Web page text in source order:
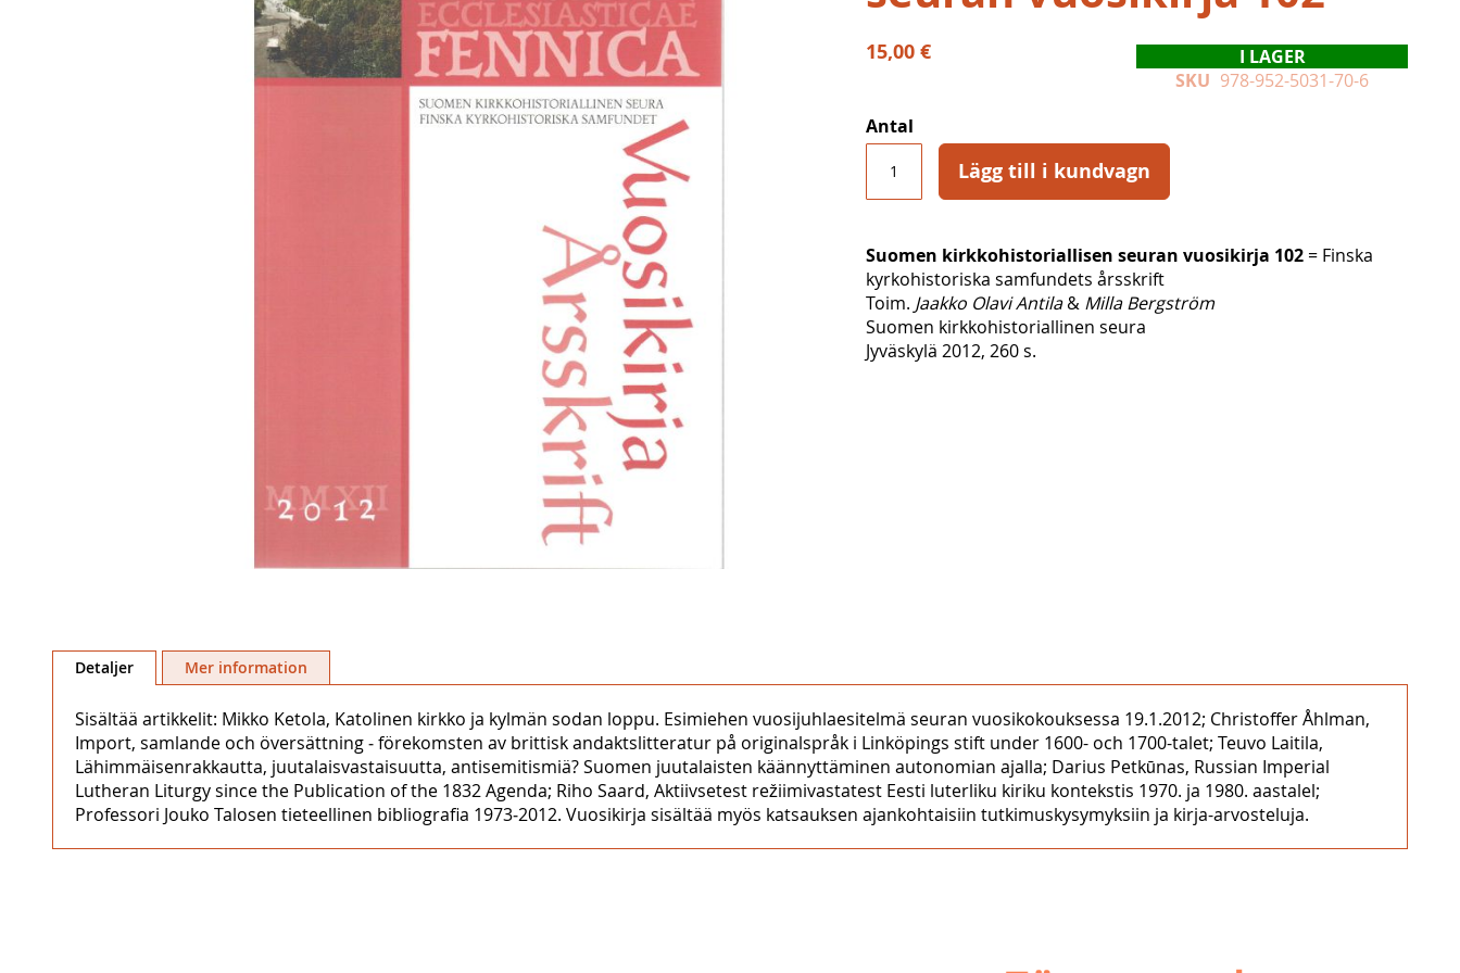
till
bildgalleriet
15,00 €
I LAGER
SKU 978-952-5031-70-6
Antal
Lägg till i kundvagn
Suomen kirkkohistoriallisen seuran vuosikirja 102= Finska
kyrkohistoriska samfundets årsskrift
Toim. Jaakko Olavi Antila& Milla Bergström
Suomen kirkkohistoriallinen seura
Jyväskylä 2012, 260 s.
Detaljer
Sisältää artikkelit: Mikko Ketola, Katolinen kirkko ja kylmän sodan loppu. Esimiehen vuosijuhlaesitelmä seuran vuosikokouksessa 19.1.2012; Christoffer Åhlman,
Import, samlande och översättning ‒ förekomsten av brittisk andaktslitteratur på originalspråk i Linköpings stift under 1600- och 1700-talet; Teuvo Laitila,
Lähimmäisenrakkautta, juutalaisvastaisuutta, antisemitismiä? Suomen juutalaisten käännyttäminen autonomian ajalla; Darius Petkūnas, Russian Imperial
Lutheran Liturgy since the Publication of the 1832 Agenda; Riho Saard, Aktiivsetest režiimivastatest Eesti luterliku kiriku kontekstis 1970. ja 1980. aastalel;
Professori Jouko Talosen tieteellinen bibliografia 1973‒2012. Vuosikirja sisältää myös katsauksen ajankohtaisiin tutkimuskysymyksiin ja kirja-arvosteluja.
Mer information